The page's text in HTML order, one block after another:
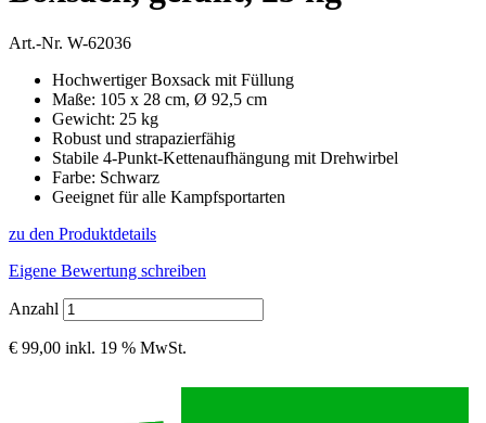
Art.-Nr. W-62036
Hochwertiger Boxsack mit Füllung
Maße: 105 x 28 cm, Ø 92,5 cm
Gewicht: 25 kg
Robust und strapazierfähig
Stabile 4-Punkt-Kettenaufhängung mit Drehwirbel
Farbe: Schwarz
Geeignet für alle Kampfsportarten
zu den Produktdetails
Eigene Bewertung schreiben
Anzahl
€ 99,00 inkl. 19 % MwSt.